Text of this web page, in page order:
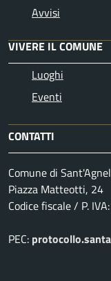
Avvisi
VIVERE IL COMUNE
Luoghi
Eventi
CONTATTI
Comune di
Piazza Matteotti, 24
Codice fiscale / P.
PEC: